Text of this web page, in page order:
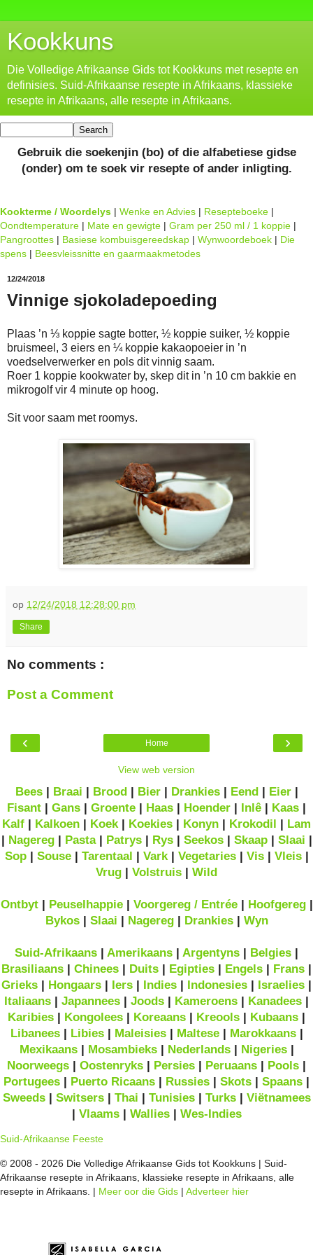
Kookkuns
Die Volledige Afrikaanse Gids tot Kookkuns met resepte en
definisies. Suid-Afrikaanse resepte in Afrikaans, klassieke
resepte in Afrikaans, alle resepte in Afrikaans.
Gebruik die soekenjin (bo) of die alfabetiese gidse
(onder) om te soek vir resepte of ander inligting.
Kookterme / Woordelys | Wenke en Advies | Resepteboeke |
Oondtemperature | Mate en gewigte | Gram per 250 ml / 1 koppie |
Pangroottes | Basiese kombuisgereedskap | Wynwoordeboek | Die
spens | Beesvleissnitte en gaarmaakmetodes
12/24/2018
Vinnige sjokoladepoeding
Plaas ’n ⅓ koppie sagte botter, ½ koppie suiker, ½ koppie
bruismeel, 3 eiers en ¼ koppie kakaopoeier in ’n
voedselverwerker en pols dit vinnig saam.
Roer 1 koppie kookwater by, skep dit in ’n 10 cm bakkie en
mikrogolf vir 4 minute op hoog.
Sit voor saam met roomys.
op 12/24/2018 12:28:00 pm
Share
No comments :
Post a Comment
‹ ›
Home
View web version
Bees| Braai | Brood| Bier| Drankies| Eend| Eier|
Fisant | Gans | Groente | Haas | Hoender | Inlê | Kaas |
Kalf | Kalkoen | Koek | Koekies | Konyn | Krokodil | Lam
| Nagereg| Pasta| Patrys| Rys| Seekos| Skaap| Slaai |
Sop| Souse| Tarentaal | Vark| Vegetaries| Vis| Vleis|
Vrug | Volstruis | Wild
Ontbyt| Peuselhappie| Voorgereg / Entrée| Hoofgereg|
Bykos| Slaai | Nagereg| Drankies| Wyn
Suid-Afrikaans | Amerikaans | Argentyns | Belgies |
Brasiliaans | Chinees | Duits | Egipties | Engels | Frans |
Grieks | Hongaars | Iers | Indies | Indonesies | Israelies |
Italiaans | Japannees | Joods | Kameroens | Kanadees |
Karibies | Kongolees | Koreaans | Kreools | Kubaans |
Libanees| Libies| Maleisies| Maltese| Marokkaans|
Mexikaans| Mosambieks| Nederlands| Nigeries|
Noorweegs | Oostenryks | Persies | Peruaans | Pools |
Portugees | Puerto Ricaans | Russies | Skots | Spaans |
Sweeds| Switsers| Thai | Tunisies| Turks| Viëtnamees
| Vlaams| Wallies| Wes-Indies
Suid-Afrikaanse Feeste
© 2008 - 2026 Die Volledige Afrikaanse Gids tot Kookkuns | Suid-
Afrikaanse resepte in Afrikaans, klassieke resepte in Afrikaans, alle
resepte in Afrikaans. | Meer oor die Gids | Adverteer hier